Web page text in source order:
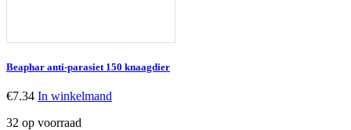
Beaphar anti-parasiet 150 knaagdier
€7.34 In winkelmand
32 op voorraad